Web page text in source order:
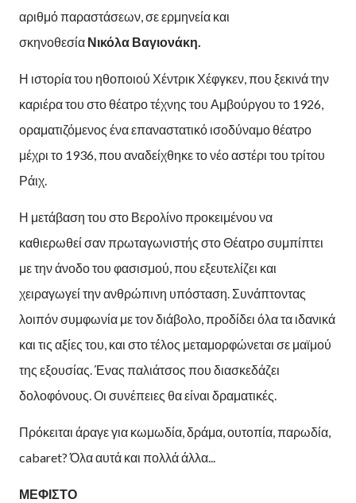
αριθμό παραστάσεων, σε ερμηνεία και
σκηνοθεσία Νικόλα Βαγιονάκη.
Η ιστορία του ηθοποιού Χέντρικ Χέφγκεν, που ξεκινά την
καριέρα του στο θέατρο τέχνης του Αμβούργου το 1926,
οραματιζόμενος ένα επαναστατικό ισοδύναμο θέατρο
μέχρι το 1936, που αναδείχθηκε το νέο αστέρι του τρίτου
Ράιχ.
Η μετάβαση του στο Βερολίνο προκειμένου να
καθιερωθεί σαν πρωταγωνιστής στο Θέατρο συμπίπτει
με την άνοδο του φασισμού, που εξευτελίζει και
χειραγωγεί την ανθρώπινη υπόσταση. Συνάπτοντας
λοιπόν συμφωνία με τον διάβολο, προδίδει όλα τα ιδανικά
και τις αξίες του, και στο τέλος μεταμορφώνεται σε μαϊμού
της εξουσίας. Ένας παλιάτσος που διασκεδάζει
δολοφόνους. Οι συνέπειες θα είναι δραματικές.
Πρόκειται άραγε για κωμωδία, δράμα, ουτοπία, παρωδία,
cabaret? Όλα αυτά και πολλά άλλα...
ΜΕΦΙΣΤΟ